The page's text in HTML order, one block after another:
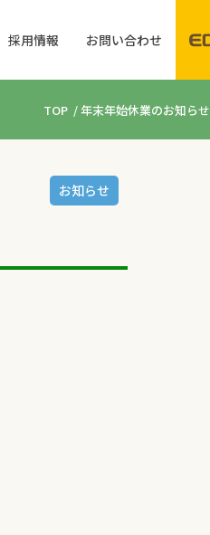
採用情報 お問い合わせ
TOP /年末年始休業のお知らせ
お知らせ